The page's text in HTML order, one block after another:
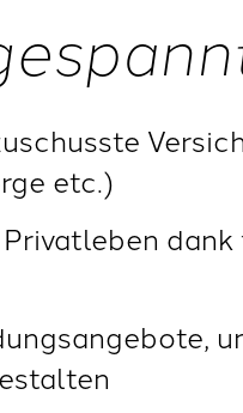
etc.)